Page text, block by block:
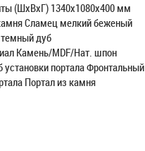
(ШхВхГ) 1340х1080х400 мм
Сламец мелкий беженый
дуб
Камень/MDF/Нат. шпон
установки портала Фронтальный
Портал из камня